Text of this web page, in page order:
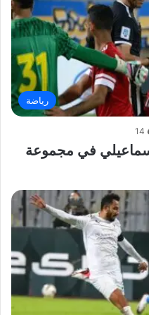
رياضة
14
في مجموعة